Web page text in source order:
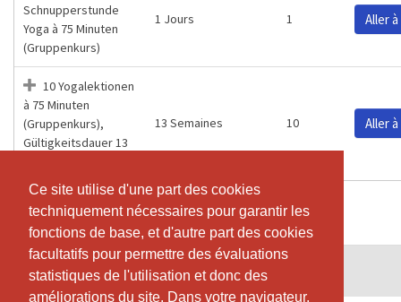
Ce site utilise d'une part des cookies
techniquement nécessaires pour garantir les
fonctions de base, et d'autre part des cookies
facultatifs pour permettre des évaluations
statistiques de l'utilisation et donc des
améliorations du site. Dans votre navigateur,
Ce site utilise d'une part des cookies
techniquement nécessaires pour garantir les
fonctions de base, et d'autre part des cookies
facultatifs pour permettre des évaluations
statistiques de l'utilisation et donc des
améliorations du site. Dans votre navigateur,
Schnupperstunde
Yoga à 75 Minuten
(Gruppenkurs)
1 Jours 1 Aller
10 Yogalektionen
à 75 Minuten
(Gruppenkurs),
Gültigkeitsdauer 13
13 Semaines 10 Aller
© SportsNow® 2026. Le logiciel suisse pour ton studio.